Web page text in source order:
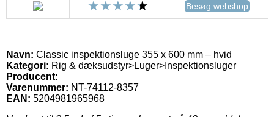
Besøg webshop
Navn: Classic inspektionsluge 355 x 600 mm – hvid
Kategori: Rig & dæksudstyr>Luger>Inspektionsluger
Producent:
Varenummer: NT-74112-8357
EAN: 5204981965968